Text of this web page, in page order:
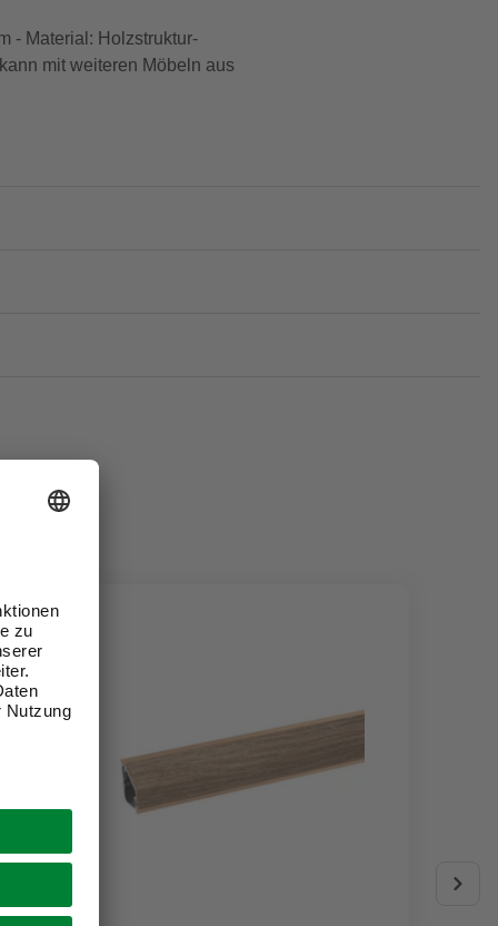
- Material: Holzstruktur-
mit weiteren Möbeln aus